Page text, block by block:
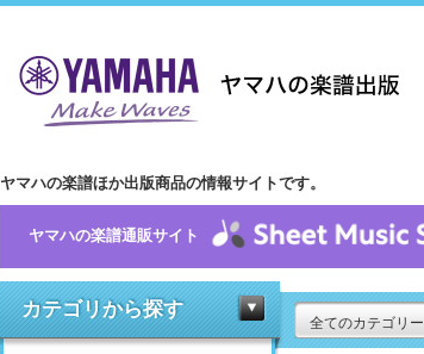
ヤマハの楽譜ほか出版商品の情報サイトです。
ヤマハの楽譜通販サイト
カテゴリから探す
全てのカテゴリー